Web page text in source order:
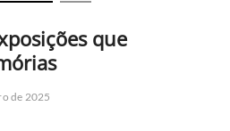
que
de 2025